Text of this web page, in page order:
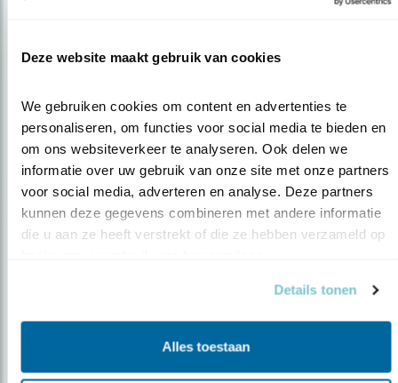
Deze website maakt gebruik van cookies
We gebruiken cookies om content en advertenties te
personaliseren, om functies voor social media te bieden en
om ons websiteverkeer te analyseren. Ook delen we
informatie over uw gebruik van onze site met onze partners
voor social media, adverteren en analyse. Deze partners
kunnen deze gegevens combineren met andere informatie
die u aan ze heeft verstrekt of die ze hebben verzameld op
Details tonen
Alles toestaan
Op de hoogte blijven?
Meld je aan en ontvang nieuws, inspiratie, acties en tips
over vogels en activiteiten van Vogelbescherming.